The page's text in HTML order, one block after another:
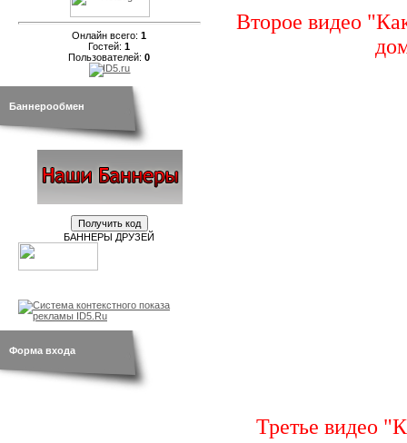
Онлайн всего:1
Гостей:1
Пользователей:0
Баннерообмен
БАННЕРЫ ДРУЗЕЙ
Форма входа
Второе видео
Третье видео